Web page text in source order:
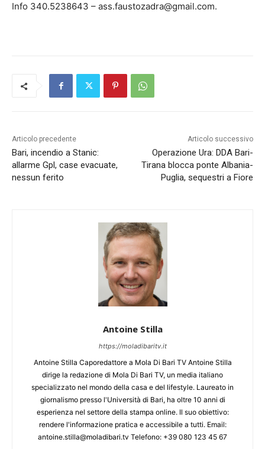
Info 340.5238643 – ass.faustozadra@gmail.com.
Articolo precedente
Bari, incendio a Stanic:
allarme Gpl, case evacuate,
nessun ferito
Articolo successivo
Operazione Ura: DDA Bari-
Tirana blocca ponte Albania-
Puglia, sequestri a Fiore
Antoine Stilla
https://moladibaritv.it
Antoine Stilla Caporedattore a Mola Di Bari TV Antoine Stilla
dirige la redazione di Mola Di Bari TV, un media italiano
specializzato nel mondo della casa e del lifestyle. Laureato in
giornalismo presso l'Università di Bari, ha oltre 10 anni di
esperienza nel settore della stampa online. Il suo obiettivo:
rendere l'informazione pratica e accessibile a tutti. Email:
antoine.stilla@moladibari.tv Telefono: +39 080 123 45 67